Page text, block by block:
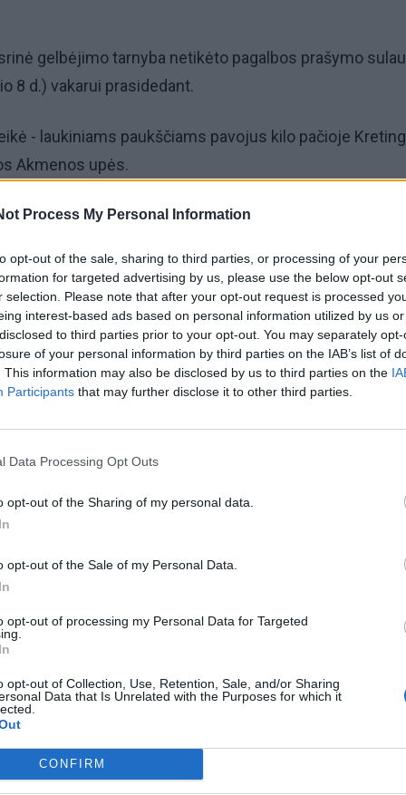
Process My Personal Information
opt-out of the sale, sharing to third parties, or processing of your
for targeted advertising by us, please use the below opt-out
selection. Please note that after your opt-out request is processed
interest-based ads based on personal information utilized by us
to third parties prior to your opt-out. You may separately
of your personal information by third parties on the IAB’s list of
This information may also be disclosed by us to third parties on the
Participants that may further disclose it to other third parties.
Data Processing Opt Outs
opt-out of the Sharing of my personal data.
opt-out of the Sale of my Personal Data.
opt-out of processing my Personal Data for Targeted
opt-out of Collection, Use, Retention, Sale, and/or Sharing
Data that Is Unrelated with the Purposes for which it
CONFIRM
gelbėjimo tarnyba netikėto pagalbos prašymo
8 d.) vakarui prasidedant.
- laukiniams paukščiams pavojus kilo pačioje
Akmenos upės.
gelbėtojai iškviesti prie ties Birutės gatve
pranešė, kad reikalinga ugniagesių pagalba
lizdo į vandenį nukris gulbių jaunikliai.
gelbėtojams, aplinkosaugininkas iš lizdo surinko
valtimi priplaukė prie užtvankos krašto ir lizdą
grąžinti į lizdą.